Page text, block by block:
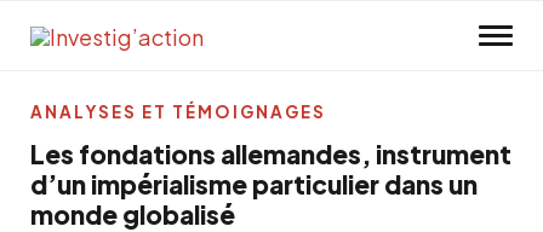
Les fondations allemandes, instrument
d’un impérialisme particulier dans un
monde globalisé
ANALYSES ET TÉMOIGNAGES